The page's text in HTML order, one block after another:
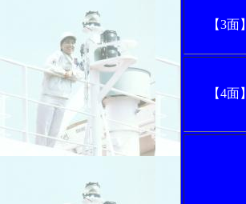
【3面】
【4面】